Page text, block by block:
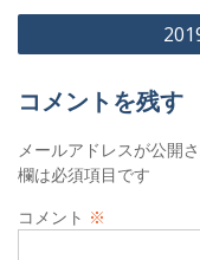
投
稿
ナ
ゲ
シ
コメントを残す
メールアドレスが公開
欄は必須項目です
コメント ※